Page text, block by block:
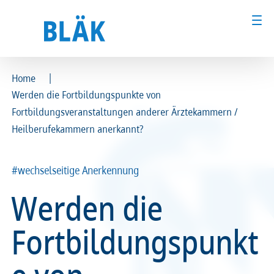
Ärztinnen und Ärzte
MFA & Fachpersonal
Patientinnen und Patienten
Kammer & Politik
Presse
Ärztinnen und Ärzte
MFA & Fachpersonal
Patientinnen und Patienten
Kammer & Politik
Presse
Home
|
Werden die Fortbildungspunkte von
Fortbildungsveranstaltungen anderer Ärztekammern /
Heilberufekammern anerkannt?
#wechselseitige Anerkennung
Werden die
Fortbildungspunkt